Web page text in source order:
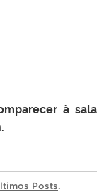
à sala
Posts.